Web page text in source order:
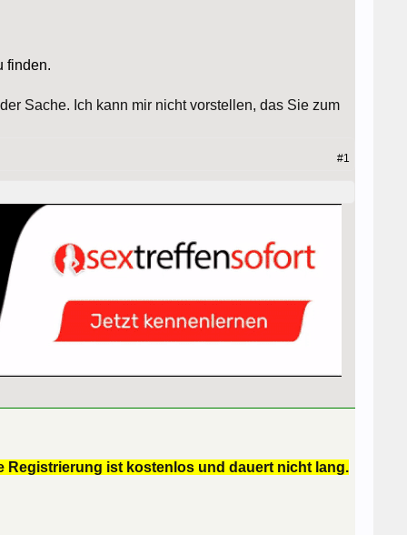
finden.
Sache. Ich kann mir nicht vorstellen, das Sie zum
#1
Registrierung ist kostenlos und dauert nicht lang.